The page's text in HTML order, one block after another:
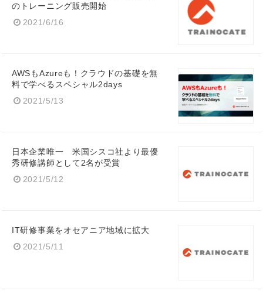
のトレーニング販売開始
2021/6/16
AWSもAzureも！クラウドの基礎を無
料で学べるスペシャル2days
2021/5/13
日本企業唯一 米国シスコ社より最優
秀研修講師として2名が受賞
2021/5/12
IT研修事業をオセアニア地域に拡大
2021/5/11